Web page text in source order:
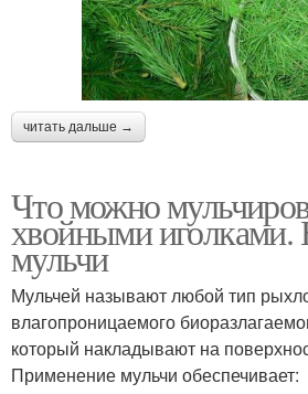
читать дальше →
Что можно
хвойными иголками.
мульчи
Мульчей называют любой тип
влагопроницаемого
который накладывают на
Применение мульчи обеспечивает: